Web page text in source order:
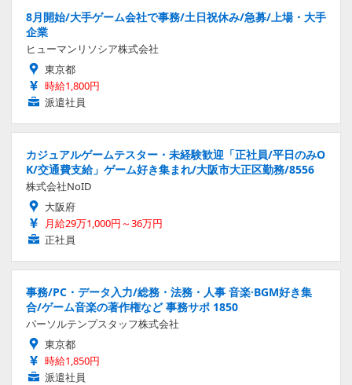
8月開始/大手ゲーム会社で事務/土日祝休み/急募/上場・大手
企業
ヒューマンリソシア株式会社
東京都
時給1,800円
派遣社員
カジュアルゲームテスター・未経験歓迎「正社員/平日のみO
K/交通費支給」ゲーム好き集まれ/大阪市大正区勤務/8556
株式会社NoID
大阪府
月給29万1,000円～36万円
正社員
事務/PC・データ入力/総務・法務・人事 音楽·BGM好き集
合/ゲーム音楽の著作権など 事務サポ 1850
パーソルテンプスタッフ株式会社
東京都
時給1,850円
派遣社員